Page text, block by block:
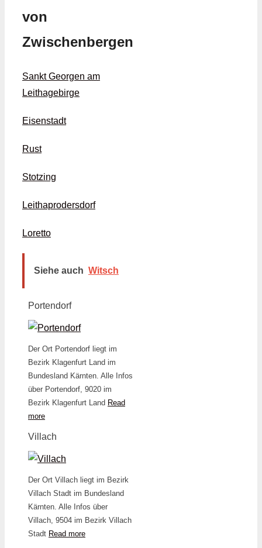
von
Zwischenbergen
Sankt Georgen am
Leithagebirge
Eisenstadt
Rust
Stotzing
Leithaprodersdorf
Loretto
Siehe auch Witsch
Portendorf
Der Ort Portendorf liegt im
Bezirk Klagenfurt Land im
Bundesland Kärnten. Alle Infos
über Portendorf, 9020 im
Bezirk Klagenfurt Land Read
more
Villach
Der Ort Villach liegt im Bezirk
Villach Stadt im Bundesland
Kärnten. Alle Infos über
Villach, 9504 im Bezirk Villach
Stadt Read more